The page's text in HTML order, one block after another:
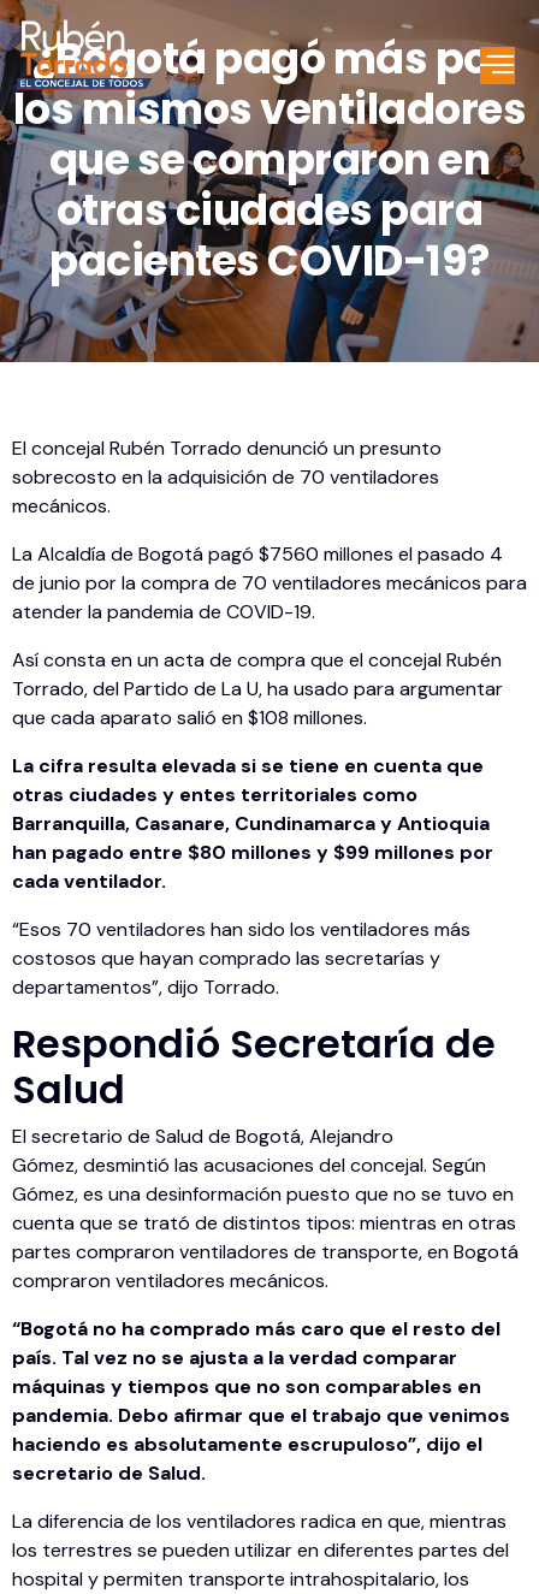
¿Bogotá pagó más por
los mismos ventiladores
que se compraron en
otras ciudades para
pacientes COVID-19?
El concejal Rubén Torrado denunció un presunto
sobrecosto en la adquisición de 70 ventiladores
mecánicos.
La Alcaldía de Bogotá pagó $7560 millones el pasado 4
de junio por la compra de 70 ventiladores mecánicos para
atender la pandemia de COVID-19.
Así consta en un acta de compra que el concejal Rubén
Torrado, del Partido de La U, ha usado para argumentar
que cada aparato salió en $108 millones.
La cifra resulta elevada si se tiene en cuenta que
otras ciudades y entes territoriales como
Barranquilla, Casanare, Cundinamarca y Antioquia
han pagado entre $80 millones y $99 millones por
cada ventilador.
“Esos 70 ventiladores han sido los ventiladores más
costosos que hayan comprado las secretarías y
departamentos”, dijo Torrado.
Respondió Secretaría de
Salud
El secretario de Salud de Bogotá, Alejandro
Gómez, desmintió las acusaciones del concejal. Según
Gómez, es una desinformación puesto que no se tuvo en
cuenta que se trató de distintos tipos: mientras en otras
partes compraron ventiladores de transporte, en Bogotá
compraron ventiladores mecánicos.
“Bogotá no ha comprado más caro que el resto del
país. Tal vez no se ajusta a la verdad comparar
máquinas y tiempos que no son comparables en
pandemia. Debo afirmar que el trabajo que venimos
haciendo es absolutamente escrupuloso”, dijo el
secretario de Salud.
La diferencia de los ventiladores radica en que, mientras
los terrestres se pueden utilizar en diferentes partes del
hospital y permiten transporte intrahospitalario, los